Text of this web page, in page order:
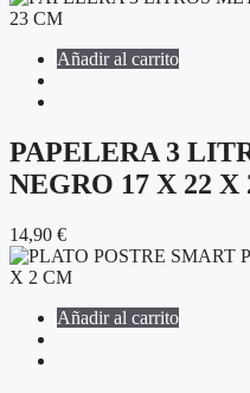
Añadir al carrito
PAPELERA 3
NEGRO 17 X 22 X
14,90 €
Añadir al carrito